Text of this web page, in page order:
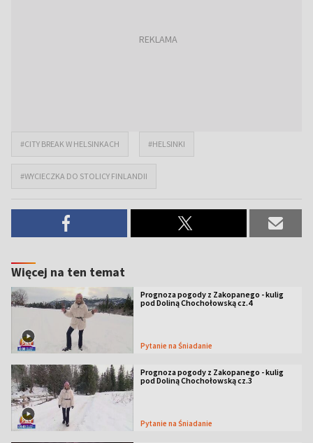
#CITY BREAK W HELSINKACH #HELSINKI
#WYCIECZKA DO STOLICY FINLANDII
Więcej na ten temat
Prognoza pogody z Zakopanego - kulig
pod Doliną Chochołowską cz.4
Pytanie na Śniadanie
Prognoza pogody z Zakopanego - kulig
pod Doliną Chochołowską cz.3
Pytanie na Śniadanie